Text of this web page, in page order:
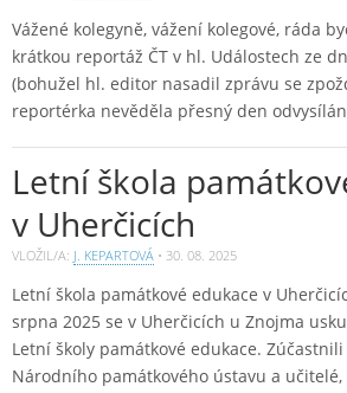
Vážené kolegyně, vážení kolegové, ráda
krátkou reportáž ČT v hl. Událostech ze
(bohužel hl. editor nasadil zprávu se
reportérka nevěděla přesný den
Letní škola
v Uherčicích
VLOŽIL/A: J. KEPARTOVÁ • 30. 08. 2025
Letní škola památkové edukace v
srpna 2025 se v Uherčicích u Znojma
Letní školy památkové edukace.
Národního památkového ústavu a